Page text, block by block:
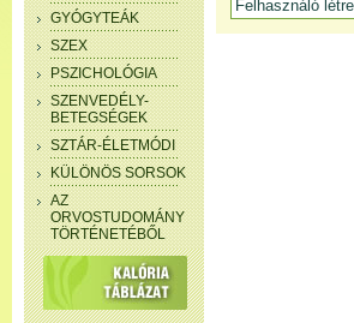
GYÓGYTEÁK
SZEX
PSZICHOLÓGIA
SZENVEDÉLY-
BETEGSÉGEK
SZTÁR-ÉLETMÓDI
KÜLÖNÖS SORSOK
AZ
ORVOSTUDOMÁNY
TÖRTÉNETÉBŐL